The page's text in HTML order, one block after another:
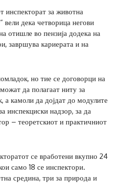
инспекторат за животна
вели дека четворица негови
отишле во пензија додека на
завршува кариерата и на
но тие се договорци на
да полагаат ниту за
а камоли да дојдат до модулите
инспекциски надзор, за да
– теоретскиот и практичниот
се вработени вкупно 24
само 18 се инспектори.
средина, три за природа и